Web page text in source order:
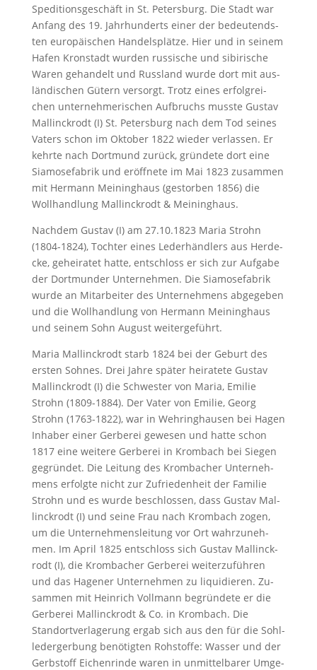
Spe­di­ti­ons­ge­schäft in St. Pe­ters­burg. Die Stadt war
An­fang des 19. Jahr­hun­derts ei­ner der be­deu­tends­
ten eu­ro­päi­schen Han­dels­plät­ze. Hier und in sei­nem
Ha­fen Kron­stadt wur­den rus­si­sche und si­bi­ri­sche
Wa­ren ge­han­delt und Russ­land wur­de dort mit aus­
län­di­schen Gü­tern ver­sorgt. Trotz ei­nes er­folg­rei­
chen un­ter­neh­me­ri­schen Auf­bruchs muss­te Gus­tav
Mal­linck­rodt (I) St. Pe­ters­burg nach dem Tod sei­nes
Va­ters schon im Ok­to­ber 1822 wie­der ver­las­sen. Er
kehr­te nach Dort­mund zu­rück, grün­de­te dort ei­ne
Sia­mo­se­fa­brik und er­öff­ne­te im Mai 1823 zu­sam­men
mit Her­mann Meininghaus (ge­stor­ben 1856) die
Woll­hand­lung Mal­linck­rodt & Mei­ninghaus.
Nach­dem Gus­tav (I) am 27.10.1823 Ma­ria Strohn
(1804-1824), Toch­ter ei­nes Lederhändlers aus Her­de­
cke, ge­hei­ra­tet hat­te, ent­schloss er sich zur Auf­ga­be
der Dortmun­der Un­ter­neh­men. Die Sia­mo­se­fa­brik
wur­de an Mit­ar­bei­ter des Un­ter­neh­mens ab­ge­ge­ben
und die Woll­hand­lung von Her­mann Mei­ninghaus
und sei­nem Sohn Au­gust wei­ter­ge­führt.
Ma­ria Mal­linck­rodt starb 1824 bei der Ge­burt des
ers­ten Soh­nes. Drei Jah­re spä­ter hei­ra­te­te Gus­tav
Mal­linck­rodt (I) die Schwes­ter von Ma­ria, Emi­lie
Strohn (1809-1884). Der Va­ter von Emi­lie, Ge­org
Strohn (1763-1822), war in Weh­ring­hau­sen bei Ha­gen
In­ha­ber ei­ner Ger­be­rei ge­we­sen und hat­te schon
1817 ei­ne wei­te­re Ger­be­rei in Krom­bach bei Sie­gen
ge­grün­det. Die Lei­tung des Krom­ba­cher Un­ter­neh­
mens er­folg­te nicht zur Zu­frie­den­heit der Fa­mi­lie
Strohn und es wur­de be­schlos­sen, dass Gus­tav Mal­
linck­rodt (I) und sei­ne Frau nach Krom­bach zo­gen,
um die Un­ter­neh­mens­lei­tung vor Ort wahr­zu­neh­
men. Im April 1825 ent­schloss sich Gus­tav Mal­linck­
rodt (I), die Krom­ba­cher Ger­be­rei weiterzufüh­ren
und das Ha­ge­ner Un­ter­neh­men zu li­qui­die­ren. Zu­
sam­men mit Hein­rich Voll­mann be­grün­de­te er die
Ger­be­rei Mal­linck­rodt & Co. in Krom­bach. Die
Standortverla­ge­rung er­gab sich aus den für die Sohl­
le­der­ger­bung be­nö­tig­ten Roh­stof­fe: Was­ser und der
Gerb­stoff Ei­chen­rin­de wa­ren in un­mit­tel­ba­rer Um­ge­